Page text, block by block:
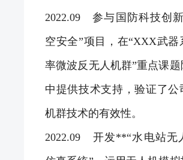
2022.09 参与国防科技创
空安全”项目，在“XXX武器
率微波反无人机群”重点课
中提供技术支持，验证了公
机群技术的有效性。
2022.09 开发**“水电站无